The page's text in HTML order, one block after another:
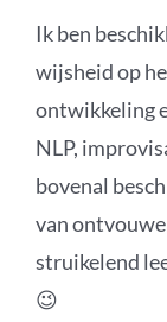
Ik ben
wijsheid op
ontwikkeling
NLP,
bovenal
van
struikelend
😉